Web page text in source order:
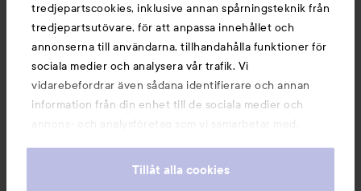
tredjepartscookies, inklusive annan spårningsteknik från
tredjepartsutövare, för att anpassa innehållet och
annonserna till användarna, tillhandahålla funktioner för
sociala medier och analysera vår trafik. Vi
vidarebefordrar även sådana identifierare och annan
information från din enhet till de sociala medier och
annons- och analysföretag som vi samarbetar med.
information som du har tillhandahållit eller som de har
Tillåt alla cookies